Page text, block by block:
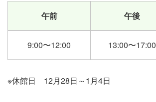
午前 午後
9:00〜12:00 13:00〜17:00
※休館日 12月28日～1月4日